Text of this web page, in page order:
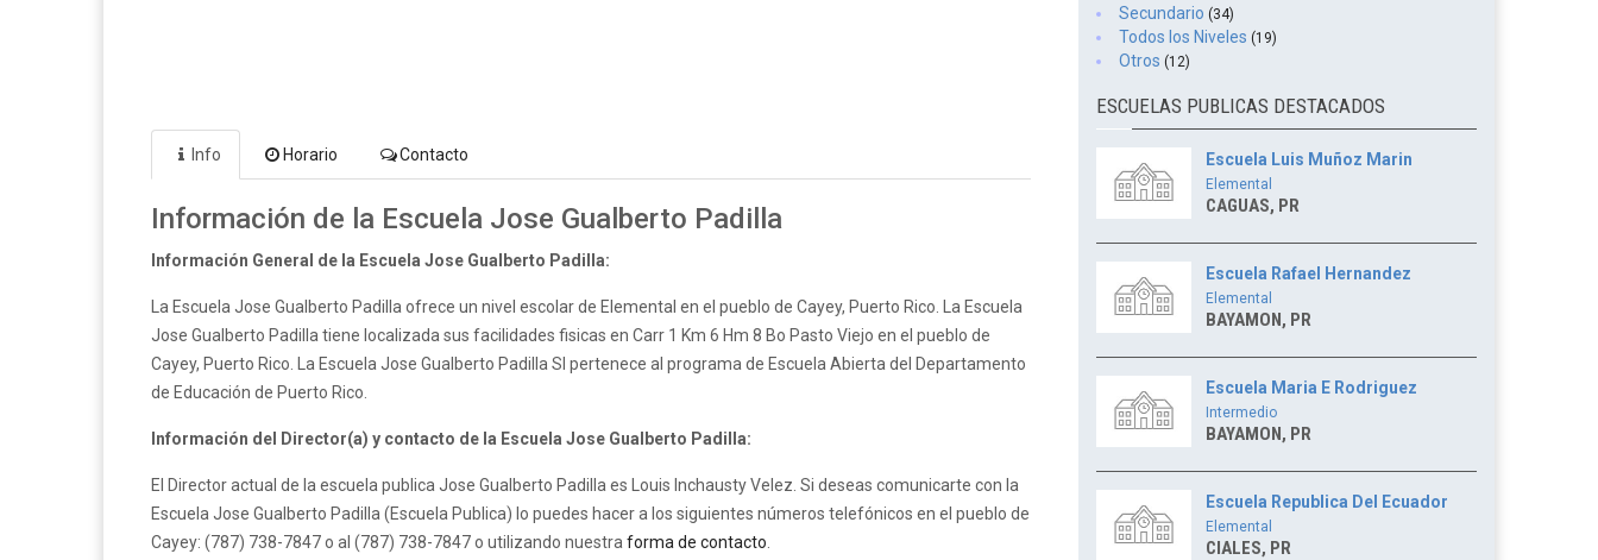
Info Horario Contacto
Información de la Escuela Jose Gualberto Padilla
Información General de la Escuela Jose Gualberto Padilla:
La Escuela Jose Gualberto Padilla ofrece un nivel escolar de Elemental en el pueblo de Cayey, Puerto Rico. La Escuela
Jose Gualberto Padilla tiene localizada sus facilidades fisicas en Carr 1 Km 6 Hm 8 Bo Pasto Viejo en el pueblo de
Cayey, Puerto Rico. La Escuela Jose Gualberto Padilla SI pertenece al programa de Escuela Abierta del Departamento
de Educación de Puerto Rico.
Información del Director(a) y contacto de la Escuela Jose Gualberto Padilla:
El Director actual de la escuela publica Jose Gualberto Padilla es Louis Inchausty Velez. Si deseas comunicarte con la
Escuela Jose Gualberto Padilla (Escuela Publica) lo puedes hacer a los siguientes números telefónicos en el pueblo de
Cayey: (787) 738-7847 o al (787) 738-7847 o utilizando nuestra forma de contacto
Secundario (34)
Todos los Niveles (19)
Otros (12)
ESCUELAS PUBLICAS DESTACADOS
Escuela Luis Muñoz Marin
Elemental
CAGUAS, PR
Escuela Rafael Hernandez
Elemental
BAYAMON, PR
Escuela Maria E Rodriguez
Intermedio
BAYAMON, PR
Escuela Republica Del Ecuador
Elemental
CIALES, PR